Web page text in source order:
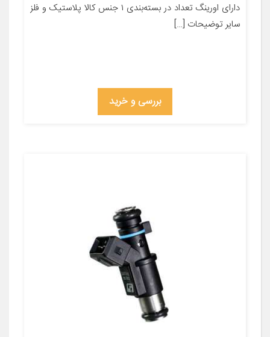
دارای اورینگ تعداد در بسته‌بندی ۱ جنس کالا پلاستیک و فلز
سایر توضیحات […]
بررسی و خرید